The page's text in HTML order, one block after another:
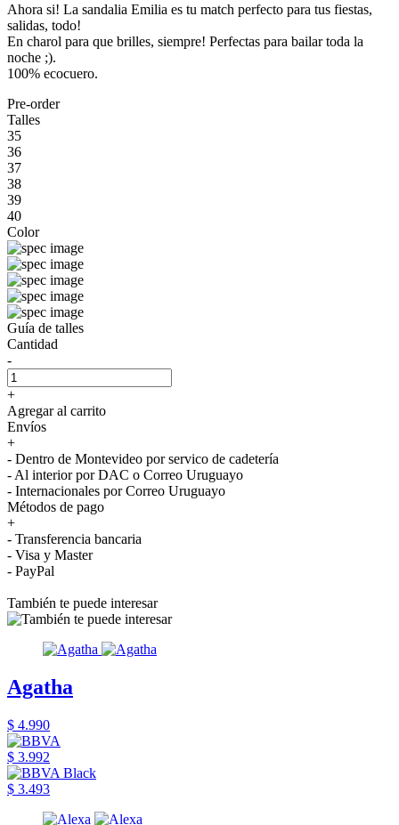
Ahora si! La sandalia Emilia es tu match perfecto para tus fiestas,
salidas, todo!
En charol para que brilles, siempre! Perfectas para bailar toda la
noche ;).
100% ecocuero.
Pre-order
Talles
35
36
37
38
39
40
Color
Guía de talles
Cantidad
-
+
Agregar al carrito
Envíos
+
- Dentro de Montevideo por servico de cadetería
- Al interior por DAC o Correo Uruguayo
- Internacionales por Correo Uruguayo
Métodos de pago
+
- Transferencia bancaria
- Visa y Master
- PayPal
También te puede interesar
Agatha
$ 4.990
$ 3.992
$ 3.493